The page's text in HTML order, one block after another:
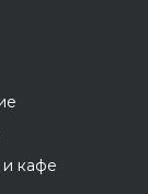
кафе